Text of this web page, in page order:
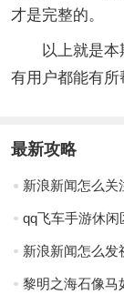
才是完整的。
以上就是本
有用户都能有所
最新攻略
新浪新闻怎么关
qq飞车手游休
新浪新闻怎么发
黎明之海石像马